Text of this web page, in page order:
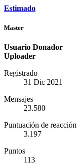
Estimado
Master
Usuario Donador
Uploader
Registrado
31 Dic 2021
Mensajes
23.580
Puntuación de reacción
3.197
Puntos
113